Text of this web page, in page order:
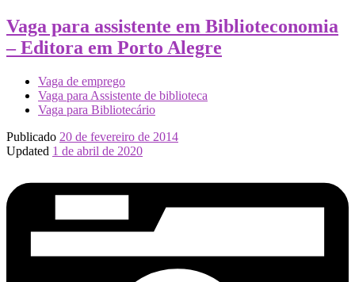
Vaga para assistente em Biblioteconomia
– Editora em Porto Alegre
Vaga de emprego
Vaga para Assistente de biblioteca
Vaga para Bibliotecário
Publicado 20 de fevereiro de 2014
Updated 1 de abril de 2020